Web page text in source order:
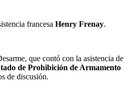
francesa Henry Frenay.
que contó con la asistencia de
de Prohibición de Armamento
de discusión.